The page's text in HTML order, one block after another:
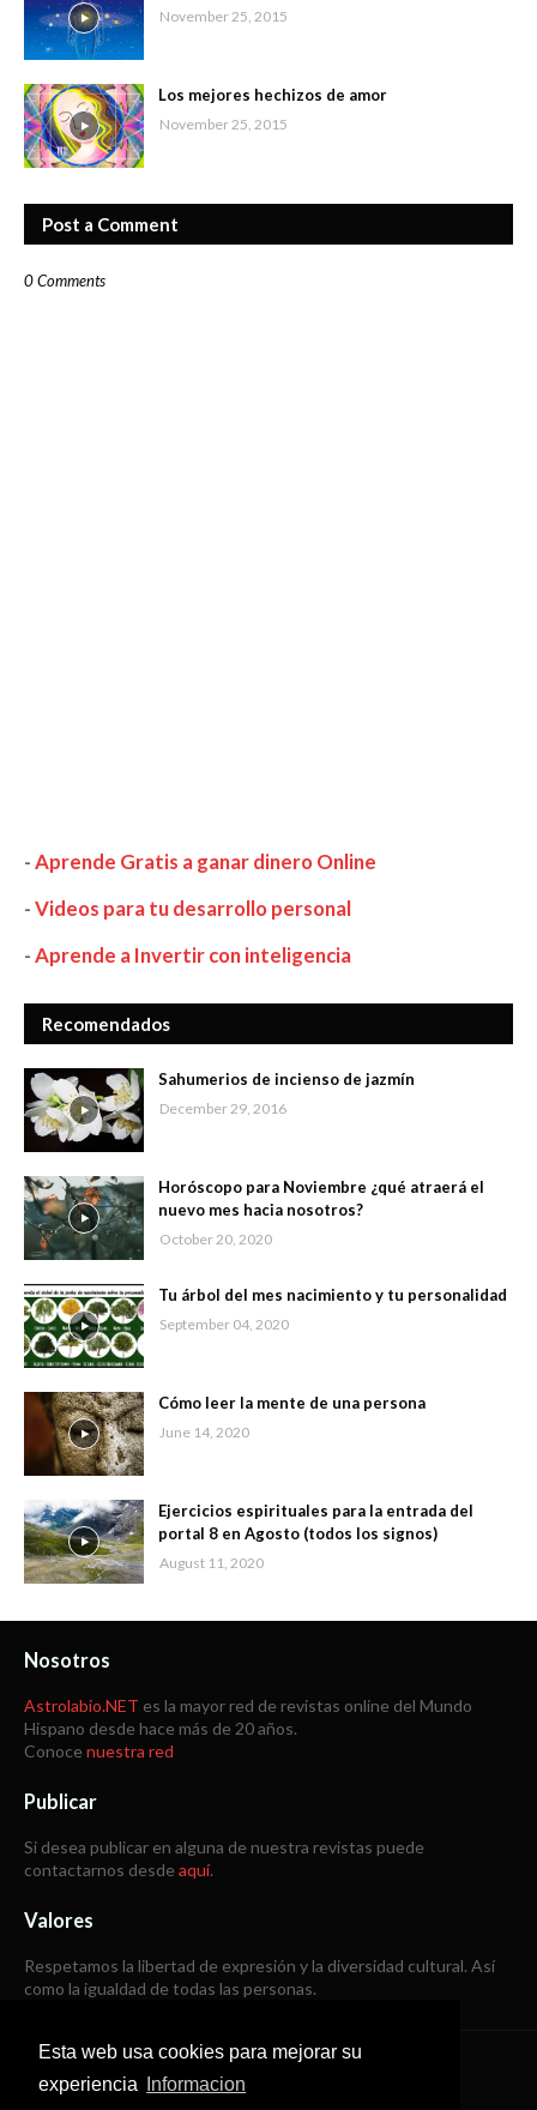
Esta web usa cookies para mejorar su
experiencia
Informacion
November 25, 2015
Los mejores hechizos de amor
November 25, 2015
Post a Comment
0 Comments
-Aprende Gratis a ganar dinero Online
-Videos para tu desarrollo personal
-Aprende a Invertir con inteligencia
Recomendados
Sahumerios de incienso de jazmín
December 29, 2016
Horóscopo para Noviembre ¿qué atraerá el
nuevo mes hacia nosotros?
October 20, 2020
Tu árbol del mes nacimiento y tu personalidad
September 04, 2020
Cómo leer la mente de una persona
June 14, 2020
Ejercicios espirituales para la entrada del
portal 8 en Agosto (todos los signos)
August 11, 2020
Nosotros
Astrolabio.NET es la mayor red de revistas online del Mundo
Hispano desde hace más de 20 años.
Conoce nuestra red
Publicar
Si desea publicar en alguna de nuestra revistas puede
contactarnos desde aquí.
Valores
Respetamos la libertad de expresión y la diversidad cultural. Así
como la igualdad de todas las personas.
Copyright © 1998 -